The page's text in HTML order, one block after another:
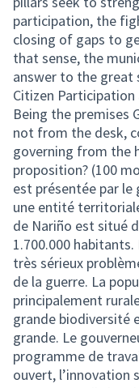
participation, the
closing of gaps to
that sense, the
answer to the great
Citizen
Being the premises
not from the desk,
governing from the
proposition? (100
est présentée par
une entité
de Nariño est situé
1.700.000
très sérieux
de la guerre. La
principalement
grande biodiversité
grande. Le
programme de
ouvert, l’innovation